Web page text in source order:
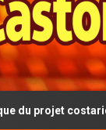
SINISTRA